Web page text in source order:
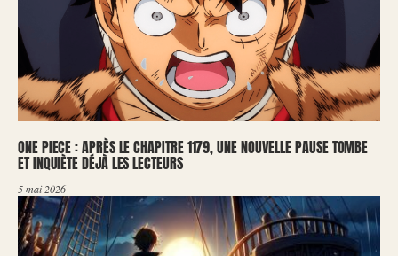
ONE PIECE : APRÈS LE CHAPITRE 1179, UNE NOUVELLE PAUSE TOMBE
ET INQUIÈTE DÉJÀ LES LECTEURS
5 mai 2026